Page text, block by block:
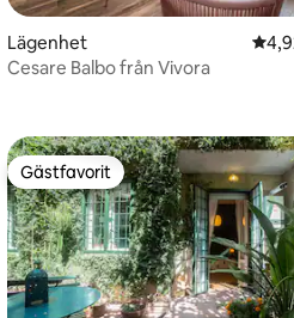
betyg, 134 omdömen
Lägenhet 4,92
Cesare Balbo från Vivora
Gästfavorit
Gästfavorit